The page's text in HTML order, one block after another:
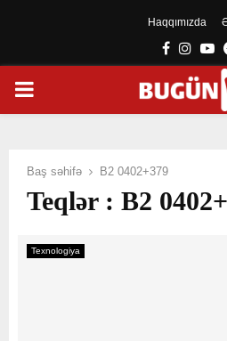
Haqqımızda
PRIMARY
Baş səhifə B2 0402+379
Teqlər : B2
Texnologiya